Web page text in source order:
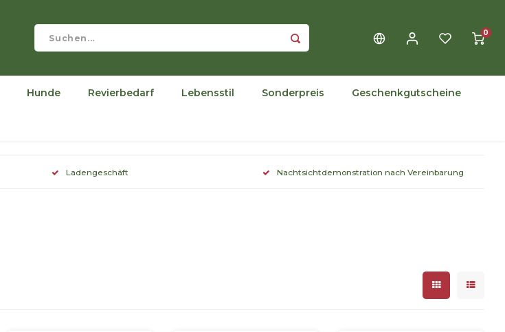
0
Hunde Revierbedarf Lebensstil Sonderpreis Geschenkgutscheine
Ladengeschäft Nachtsichtdemonstration nach Vereinbarung